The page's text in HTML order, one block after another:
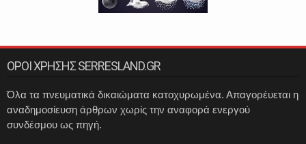
ΟΡΟΙ ΧΡΗΣΗΣ SERRESLAND.GR
Όλα τα πνευματικά δικαιώματα κατοχυρωμένα. Απαγορέυεται η
αναδημοσίευση άρθρων χωρίς την αναφορά ενεργού
συνδέσμου ως πηγή.